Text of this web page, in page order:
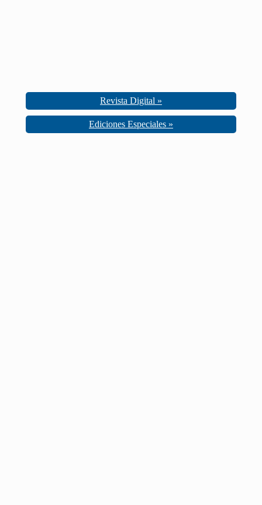
Revista Digital »
Ediciones Especiales »